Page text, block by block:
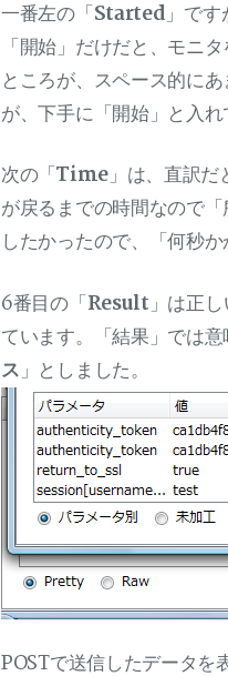
一番左の「Started 」で
「開始」だけだと、モニ
ところが、スペース的に
が、下手に「開始」と入
次の「Time」は、直訳だ
が戻るまでの時間なので
したかったので、「何秒
6番目の「Result 」は正
ています。「結果」では
ス 」としました。
POSTで送信したデータを